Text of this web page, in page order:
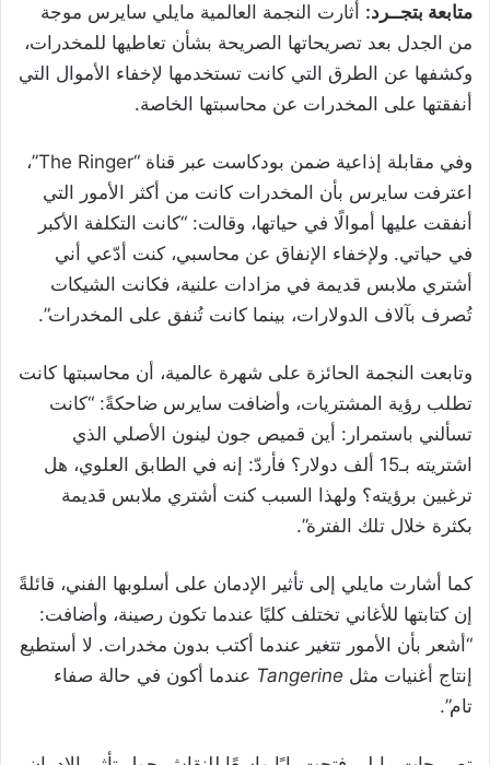
متابعة بتجــرد: أثارت النجمة العالمية مايلي سايرس موجة
من الجدل بعد تصريحاتها الصريحة بشأن تعاطيها للمخدرات،
وكشفها عن الطرق التي كانت تستخدمها لإخفاء الأموال التي
أنفقتها على المخدرات عن محاسبتها الخاصة.
وفي مقابلة إذاعية ضمن بودكاست عبر قناة “The Ringer”،
اعترفت سايرس بأن المخدرات كانت من أكثر الأمور التي
أنفقت عليها أموالًا في حياتها، وقالت: “كانت التكلفة الأكبر
في حياتي. ولإخفاء الإنفاق عن محاسبي، كنت أدّعي أني
أشتري ملابس قديمة في مزادات علنية، فكانت الشيكات
تُصرف بآلاف الدولارات، بينما كانت تُنفق على المخدرات”.
وتابعت النجمة الحائزة على شهرة عالمية، أن محاسبتها كانت
تطلب رؤية المشتريات، وأضافت سايرس ضاحكةً: “كانت
تسألني باستمرار: أين قميص جون لينون الأصلي الذي
اشتريته بـ15 ألف دولار؟ فأردّ: إنه في الطابق العلوي، هل
ترغبين برؤيته؟ ولهذا السبب كنت أشتري ملابس قديمة
بكثرة خلال تلك الفترة”.
كما أشارت مايلي إلى تأثير الإدمان على أسلوبها الفني، قائلةً
إن كتابتها للأغاني تختلف كليًا عندما تكون رصينة، وأضافت:
“أشعر بأن الأمور تتغير عندما أكتب بدون مخدرات. لا أستطيع
إنتاج أغنيات مثل Tangerine عندما أكون في حالة صفاء
تام”.